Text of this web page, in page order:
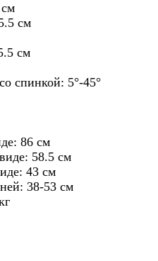
см
см
см
спинкой: 5°-45°
86 см
58.5 см
43 см
38-53 см